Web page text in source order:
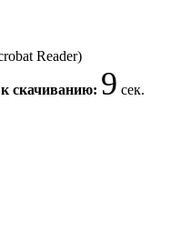
Reader)
скачиванию: 9 сек.